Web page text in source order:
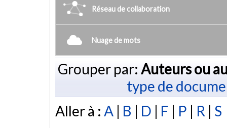
Réseau de collaboration
Nuage de mots
Grouper par: Auteurs ou
type de
Aller à : A | B | D | F | P | R | S